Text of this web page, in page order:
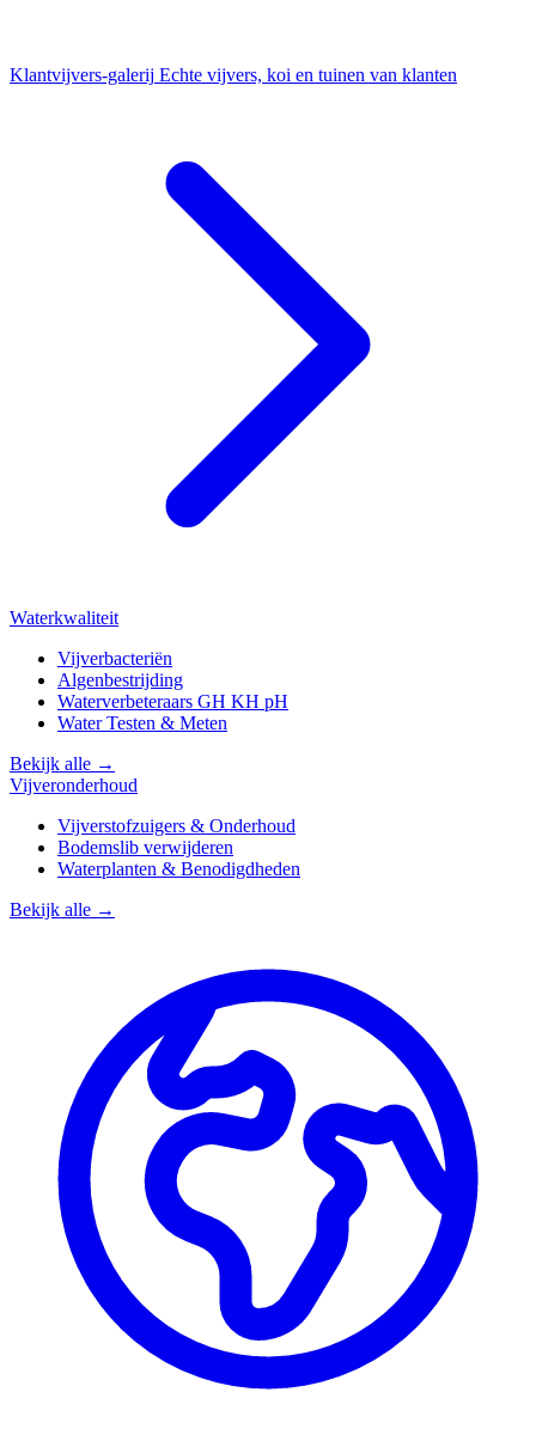
Klantvijvers-galerij Echte vijvers, koi en tuinen van klanten
Waterkwaliteit
Vijverbacteriën
Algenbestrijding
Waterverbeteraars GH KH pH
Water Testen & Meten
Bekijk alle →
Vijveronderhoud
Vijverstofzuigers & Onderhoud
Bodemslib verwijderen
Waterplanten & Benodigdheden
Bekijk alle →